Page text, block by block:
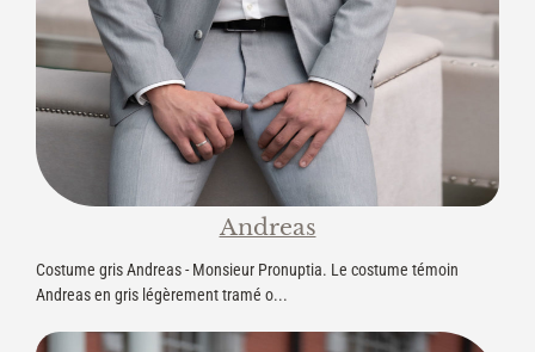
Andreas
Costume gris Andreas - Monsieur Pronuptia. Le costume témoin
Andreas en gris légèrement tramé o...